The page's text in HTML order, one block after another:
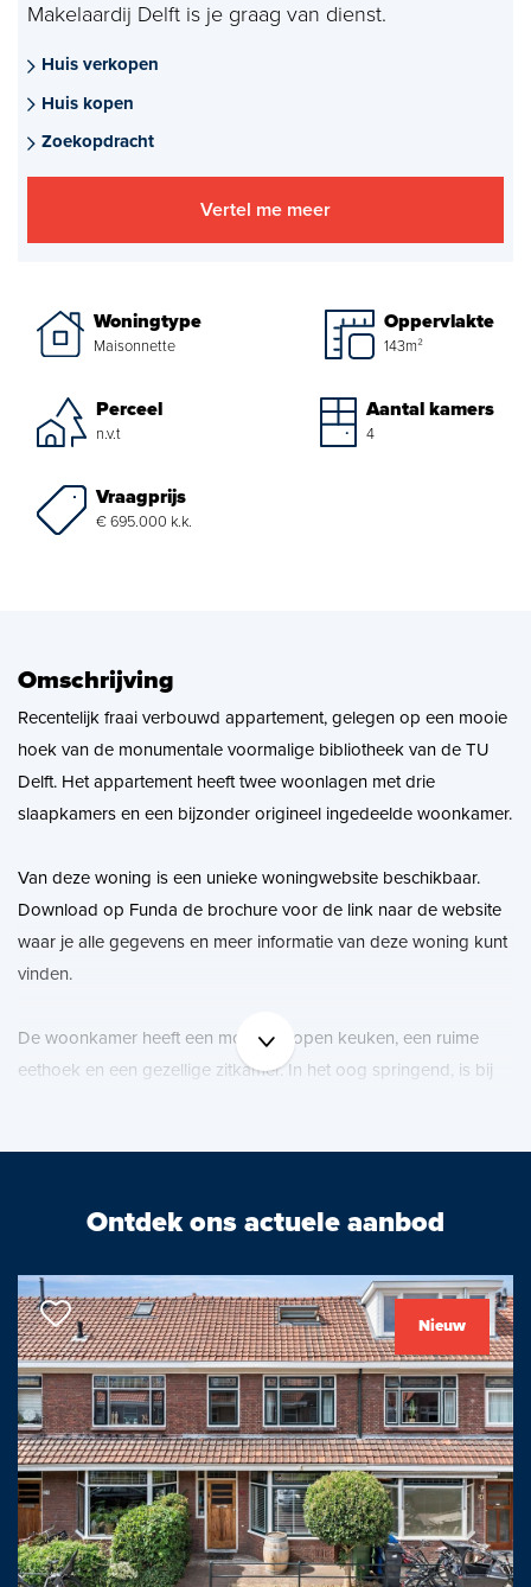
Aankoopmakelaar nieuwbouw
Hypotheekadvies
Projectadvies
Energielabel
Ons Team
Klantbeoordelingen
Contact
Makelaardij Delft is je graag van dienst.
Huis verkopen
Huis kopen
Zoekopdracht
Vertel me meer
Woningtype
Maisonnette
Oppervlakte
143m²
Perceel
n.v.t
Aantal kamers
4
Vraagprijs
€ 695.000 k.k.
Omschrijving
Recentelijk fraai verbouwd appartement, gelegen op een mooie
hoek van de monumentale voormalige bibliotheek van de TU
Delft. Het appartement heeft twee woonlagen met drie
slaapkamers en een bijzonder origineel ingedeelde woonkamer.
Van deze woning is een unieke woningwebsite beschikbaar.
Download op Funda de brochure voor de link naar de website
waar je alle gegevens en meer informatie van deze woning kunt
vinden.
De woonkamer heeft een moderne open keuken, een ruime
eethoek en een gezellige zitkamer. In het oog springend, is bij
De entree van het complex is overweldigend en prachtig
onderhouden met videophone, brievenbussen, liften en het
imposante trappenhuis met fraai authentiek glas in lood. Het
complex heeft ook veel extra's te bieden zoals een gezamenlijk
dakterras, gemeenschappelijke fietsbergingen en een grote
binnentuin.
De indeling is als volgt:
Begane grond:
Ontdek ons actuele aanbod
Nieuw